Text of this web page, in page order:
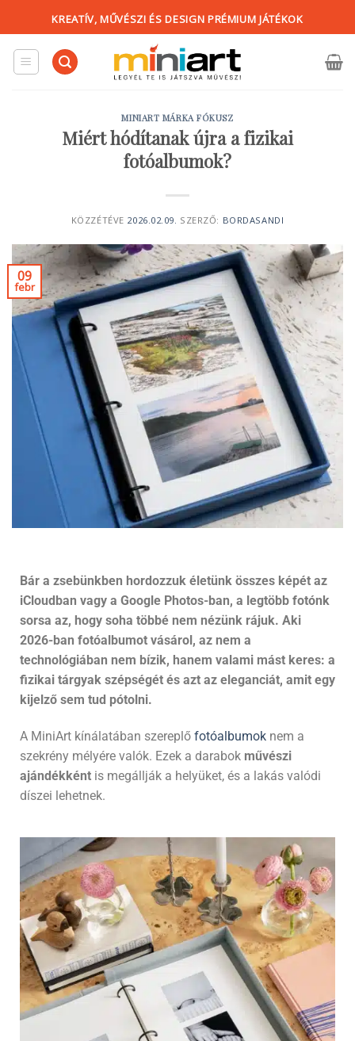
KREATÍV, MŰVÉSZI ÉS DESIGN PRÉMIUM JÁTÉKOK
MINIART MÁRKA FÓKUSZ
Miért hódítanak újra a fizikai
fotóalbumok?
KÖZZÉTÉVE 2026.02.09. SZERZŐ: BORDASANDI
09
febr
Bár a zsebünkben hordozzuk életünk összes képét az
iCloudban vagy a Google Photos-ban, a legtöbb fotónk
sorsa az, hogy soha többé nem nézünk rájuk. Aki
2026-ban fotóalbumot vásárol, az nem a
technológiában nem bízik, hanem valami mást keres: a
fizikai tárgyak szépségét és azt az eleganciát, amit egy
kijelző sem tud pótolni.
A MiniArt kínálatában szereplő fotóalbumok nem a
szekrény mélyére valók. Ezek a darabok művészi
ajándékként is megállják a helyüket, és a lakás valódi
díszei lehetnek.